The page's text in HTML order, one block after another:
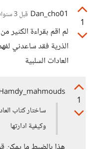
1
Dan_cho01 قبل 3 سنوات
لم اقم بقراءة الكثير
الذرية فقد ساعدني
العادات السلبية
1
ساختار كتاب
وكيفية ادارتها